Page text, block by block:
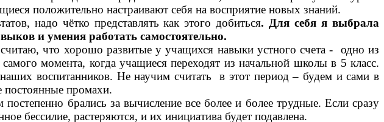
положительно настраивают себя на восприятие новых знаний.
надо чётко представлять как этого добиться. Для себя я выбрала
и умения работать самостоятельно.
что хорошо развитые у учащихся навыки устного счета - одно из
момента, когда учащиеся переходят из начальной школы в 5 класс.
воспитанников. Не научим считать в этот период – будем и сами в
постоянные промахи.
брались за вычисление все более и более трудные. Если сразу
бессилие, растеряются, и их инициатива будет подавлена.